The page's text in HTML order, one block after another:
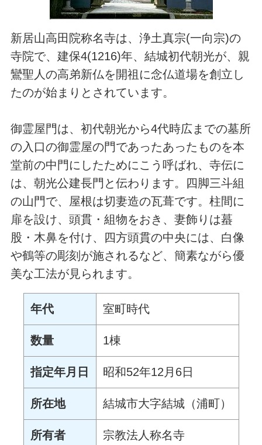
新居山高田院称名寺は、浄土真宗(一向宗)の
寺院で、建保4(1216)年、結城初代朝光が、親
鸞聖人の高弟新仏を開祖に念仏道場を創立し
たのが始まりとされています。
御霊屋門は、初代朝光から4代時広までの墓所
の入口の御霊屋の門であったあったものを本
堂前の中門にしたためにこう呼ばれ、寺伝に
は、朝光公建長門と伝わります。四脚三斗組
の山門で、屋根は切妻造の瓦葺です。柱間に
扉を設け、頭貫・組物をおき、妻飾りは蟇
股・木鼻を付け、四方頭貫の中央には、白像
や鶴等の彫刻が施されるなど、簡素ながら優
美な工法が見られます。
年代 室町時代
数量 1棟
指定年月日 昭和52年12月6日
所在地 結城市大字結城（浦町）
所有者 宗教法人称名寺